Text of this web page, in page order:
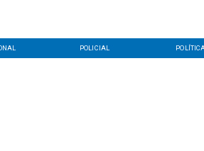
POLICIAL